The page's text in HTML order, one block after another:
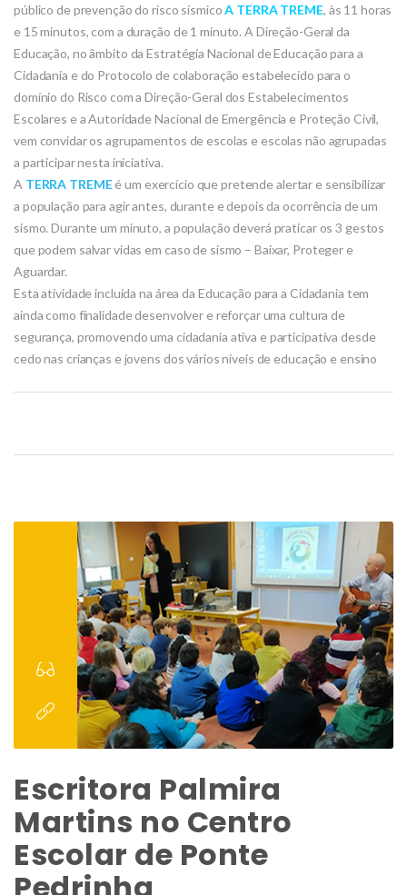
público de prevenção do risco sísmicoA TERRA TREME, às 11 horas
e 15 minutos, com a duração de 1 minuto. A Direção-Geral da
Educação, no âmbito da Estratégia Nacional de Educação para a
Cidadania e do Protocolo de colaboração estabelecido para o
domínio do Risco com a Direção-Geral dos Estabelecimentos
Escolares e a Autoridade Nacional de Emergência e Proteção Civil,
vem convidar os agrupamentos de escolas e escolas não agrupadas
a participar nesta iniciativa.
A TERRA TREME é um exercício que pretende alertar e sensibilizar
a população para agir antes, durante e depois da ocorrência de um
sismo. Durante um minuto, a população deverá praticar os 3 gestos
que podem salvar vidas em caso de sismo – Baixar, Proteger e
Aguardar.
Esta atividade incluída na área da Educação para a Cidadania tem
ainda como finalidade desenvolver e reforçar uma cultura de
segurança, promovendo uma cidadania ativa e participativa desde
cedo nas crianças e jovens dos vários níveis de educação e ensino
Escritora Palmira
Martins no Centro
Escolar de Ponte